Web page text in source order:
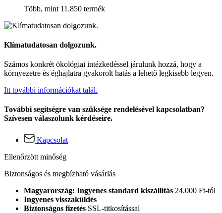
Több, mint 11.850 termék
Klímatudatosan dolgozunk.
Számos konkrét ökológiai intézkedéssel járulunk hozzá, hogy a
környezetre és éghajlatra gyakorolt hatás a lehető legkisebb legyen.
Itt további információkat talál.
További segítségre van szüksége rendelésével kapcsolatban?
Szívesen válaszolunk kérdéseire.
Kapcsolat
Ellenőrzött minőség
Biztonságos és megbízható vásárlás
Magyarország: Ingyenes standard kiszállítás 24.000 Ft-tól
Ingyenes visszaküldés
Biztonságos fizetés SSL-titkosítással